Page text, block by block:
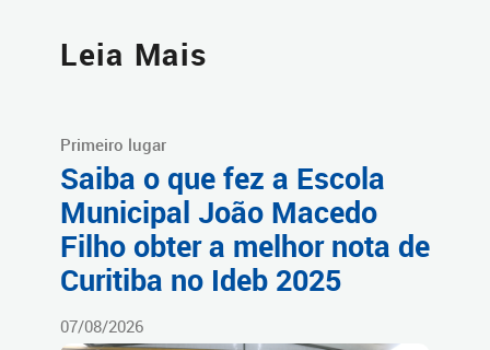
Leia Mais
Primeiro lugar
Saiba o que fez a Escola
Municipal João Macedo
Filho obter a melhor nota de
Curitiba no Ideb 2025
07/08/2026